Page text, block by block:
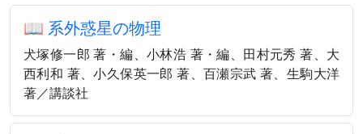
📖 系外惑星の物理
犬塚修一郎 著・編、小林浩 著・編、田村元秀 著、大
西利和 著、小久保英一郎 著、百瀬宗武 著、生駒大洋
著／講談社